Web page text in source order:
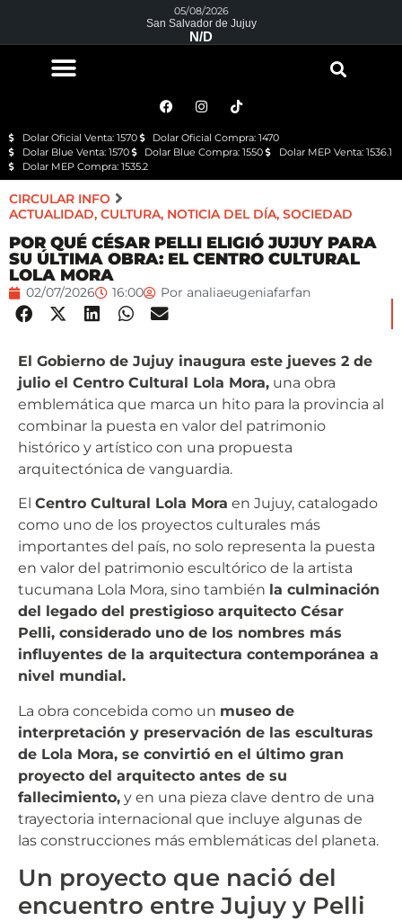
05/08/2026
San Salvador de Jujuy
N/D
Dolar Oficial Venta: 1570
Dolar Oficial Compra: 1470
Dolar Blue Venta: 1570
Dolar Blue Compra: 1550
Dolar MEP Venta: 1536.1
Dolar MEP Compra: 1535.2
CIRCULAR INFO
ACTUALIDAD, CULTURA, NOTICIA DEL DÍA, SOCIEDAD
POR QUÉ CÉSAR PELLI ELIGIÓ JUJUY PARA
SU ÚLTIMA OBRA: EL CENTRO CULTURAL
LOLA MORA
02/07/2026 16:00 Por analiaeugeniafarfan
El Gobierno de Jujuy inaugura este jueves 2 de
julio el Centro Cultural Lola Mora, una obra
emblemática que marca un hito para la provincia al
combinar la puesta en valor del patrimonio
histórico y artístico con una propuesta
arquitectónica de vanguardia.
El Centro Cultural Lola Mora en Jujuy, catalogado
como uno de los proyectos culturales más
importantes del país, no solo representa la puesta
en valor del patrimonio escultórico de la artista
tucumana Lola Mora, sino también la culminación
del legado del prestigioso arquitecto César
Pelli, considerado uno de los nombres más
influyentes de la arquitectura contemporánea a
nivel mundial.
La obra concebida como un museo de
interpretación y preservación de las esculturas
de Lola Mora, se convirtió en el último gran
proyecto del arquitecto antes de su
fallecimiento, y en una pieza clave dentro de una
trayectoria internacional que incluye algunas de
las construcciones más emblemáticas del planeta.
Un proyecto que nació del
encuentro entre Jujuy y Pelli